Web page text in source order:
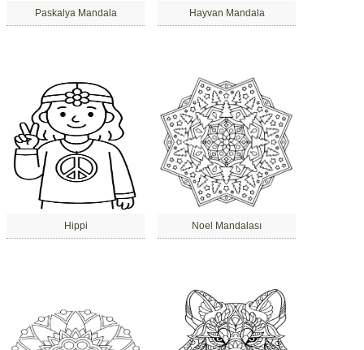
Paskalya Mandala Hayvan Mandala
Hippi Noel Mandalası